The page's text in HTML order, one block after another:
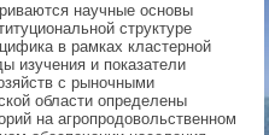
научные основы
структуре
в рамках кластерной
изучения и показатели
с рыночными
области определены
на агропродовольственном